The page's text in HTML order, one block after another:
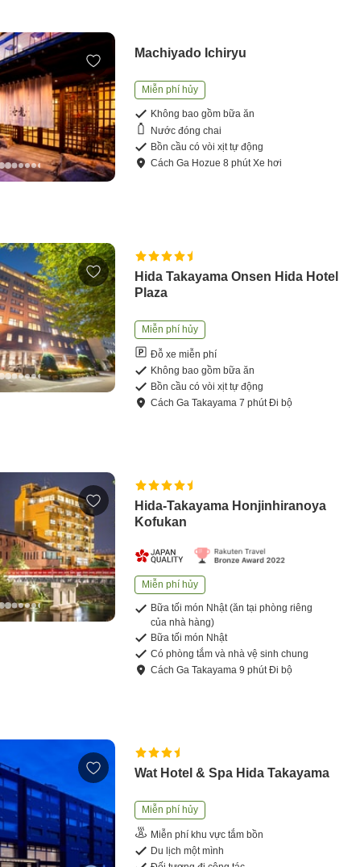
Machiyado Ichiryu
Miễn phí hủy
Không bao gồm bữa ăn
Nước đóng chai
Bồn cầu có vòi xịt tự động
CáchGa Hozue8 phútXe hơi
Hida Takayama Onsen Hida Hotel
Plaza
Miễn phí hủy
Đỗ xe miễn phí
Không bao gồm bữa ăn
Bồn cầu có vòi xịt tự động
CáchGa Takayama7 phútĐi bộ
Hida-Takayama Honjinhiranoya
Kofukan
Miễn phí hủy
Bữa tối món Nhật (ăn tại phòng riêng
của nhà hàng)
Bữa tối món Nhật
Có phòng tắm và nhà vệ sinh chung
CáchGa Takayama9 phútĐi bộ
Wat Hotel & Spa Hida Takayama
Miễn phí hủy
Miễn phí khu vực tắm bồn
Du lịch một mình